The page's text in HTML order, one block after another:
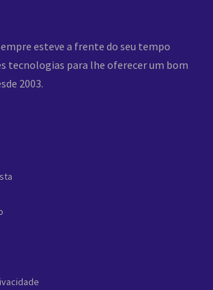
esteve a frente do seu tempo
tecnologias para lhe oferecer um bom
2003.